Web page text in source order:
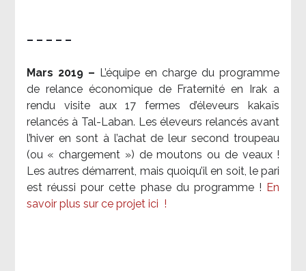
– – – – –
Mars 2019 – L’équipe en charge du programme
de relance économique de Fraternité en Irak a
rendu visite aux 17 fermes d’éleveurs kakaïs
relancés à Tal-Laban. Les éleveurs relancés avant
l’hiver en sont à l’achat de leur second troupeau
(ou « chargement ») de moutons ou de veaux !
Les autres démarrent, mais quoiqu’il en soit, le pari
est réussi pour cette phase du programme ! En
savoir plus sur ce projet ici !